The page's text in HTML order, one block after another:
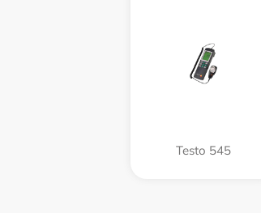
Testo 545